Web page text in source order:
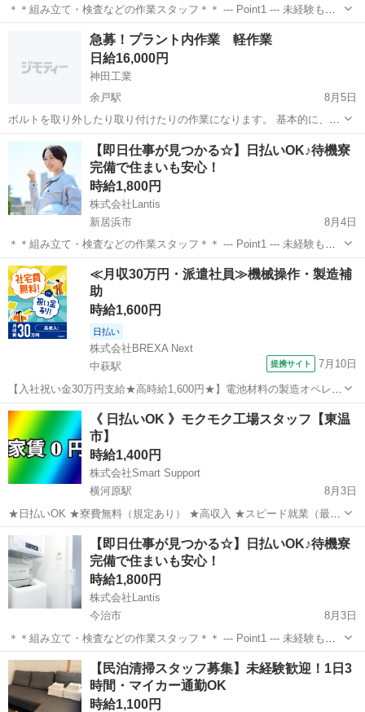
＊＊組み立て・検査などの作業スタッフ＊＊ --- Point1 --- 未経験も就
業OK！ 工場未経験でもご安心ください！！ 先輩スタッフがイチから
丁寧にサポート！ 未経験からスタートした方も多数活躍しています
工場 スタッフ
急募！プラント内作業 軽作業
日給16,000円
神田工業
余戸駅
8月5日
ボルトを取り外したり取り付けたりの作業になります。 基本的に、ど
なたでも大丈夫です。 連絡を取り合える方でお願い致します。 作業期
間 8/23移動予定〜9/19頃まで 人員:2名 現場：富山県高岡市 作業内
容：バルブ脱着...
愛媛 松山市 余戸駅 工場
【即日仕事が見つかる☆】日払いOK♪待機寮
完備で住まいも安心！
時給1,800円
株式会社Lantis
新居浜市
8月4日
＊＊組み立て・検査などの作業スタッフ＊＊ --- Point1 --- 未経験も就
業OK！ 工場未経験でもご安心ください！！ 先輩スタッフがイチから
丁寧にサポート！ 未経験からスタートした方も多数活躍しています
☆...
愛媛 新居浜市 工場 スタッフ
≪月収30万円・派遣社員≫機械操作・製造補
助
時給1,600円
日払い
株式会社BREXA Next
中萩駅
提携サイト 7月10日
【入社祝い金30万円支給★高時給1,600円★】電池材料の製造オペレー
ター業務！資格・経験不要◎入社後に無料で資格取得も可能★寮費無
料！ワンルーム寮完備！《愛媛県新居浜市》 人気の工場のお仕事 ◇電
池材料の製造オペレーター...
愛媛 新居浜市 中萩駅 その他
《 日払いOK 》モクモク工場スタッフ【東温
市】
時給1,400円
株式会社Smart Support
横河原駅
8月3日
★日払いOK ★寮費無料（規定あり） ★高収入 ★スピード就業（最短
翌日） ■ お仕事例 ・半導体部品のマシンオペレーター ・自動車の組
立や部品の加工 ・電子部品の検査 ・化粧品の梱包や仕分け ...
愛媛 東温市 横河原駅 工場 スタッフ
【即日仕事が見つかる☆】日払いOK♪待機寮
完備で住まいも安心！
時給1,800円
株式会社Lantis
今治市
8月3日
＊＊組み立て・検査などの作業スタッフ＊＊ --- Point1 --- 未経験も就
業OK！ 工場未経験でもご安心ください！！ 先輩スタッフがイチから
丁寧にサポート！ 未経験からスタートした方も多数活躍しています
☆...
愛媛 今治市 工場 スタッフ
【民泊清掃スタッフ募集】未経験歓迎！1日3
時間・マイカー通勤OK
時給1,100円